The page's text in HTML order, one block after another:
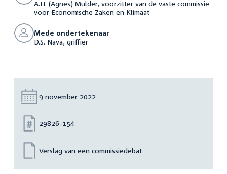
A.H. (Agnes) Mulder, voorzitter van de vaste commissie
voor Economische Zaken en Klimaat
Mede ondertekenaar
D.S. Nava, griffier
Datum:
9 november 2022
Nummer:
29826-154
Verslag van een commissiedebat